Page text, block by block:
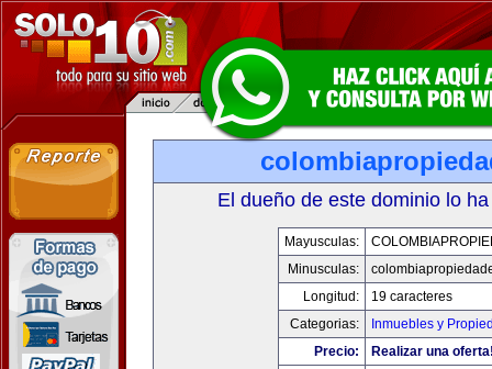
El dueño de este dominio lo
Mayusculas:
Minusculas:
Longitud:
19 caracteres
Categorias:
Inmuebles y
Precio:
Realizar una